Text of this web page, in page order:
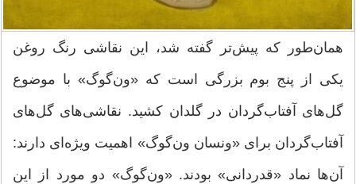
همان‌طور که پیش‌تر گفته شد، این نقاشی رنگ روغن
یکی از پنج بوم بزرگی است که «ون‌گوگ» با موضوع
گل‌های آفتاب‌گردان در گلدان کشید. نقاشی‌های گل‌های
آفتاب‌گردان برای «ونسان ون‌گوگ» اهمیت ویژه‌ای دارند:‌
آن‌ها نماد «قدردانی» بودند. «ون‌گوگ» دو مورد از این